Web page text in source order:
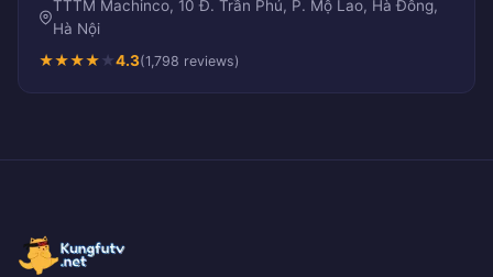
TTTM Machinco, 10 Đ. Trần Phú, P. Mộ Lao, Hà Đông,
Hà Nội
★★★★★4.3(1,798 reviews)